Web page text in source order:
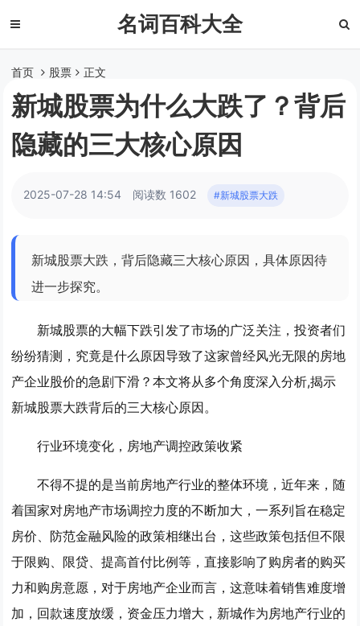
名词百科大全
首页 股票 正文
新城股票为什么大跌了？背后
隐藏的三大核心原因
2025-07-28 14:54 阅读数 1602 #新城股票大跌
新城股票大跌，背后隐藏三大核心原因，具体原因待
进一步探究。
新城股票的大幅下跌引发了市场的广泛关注，投资者们
纷纷猜测，究竟是什么原因导致了这家曾经风光无限的房地
产企业股价的急剧下滑？本文将从多个角度深入分析,揭示
新城股票大跌背后的三大核心原因。
行业环境变化，房地产调控政策收紧
不得不提的是当前房地产行业的整体环境，近年来，随
着国家对房地产市场调控力度的不断加大，一系列旨在稳定
房价、防范金融风险的政策相继出台，这些政策包括但不限
于限购、限贷、提高首付比例等，直接影响了购房者的购买
力和购房意愿，对于房地产企业而言，这意味着销售难度增
加，回款速度放缓，资金压力增大，新城作为房地产行业的